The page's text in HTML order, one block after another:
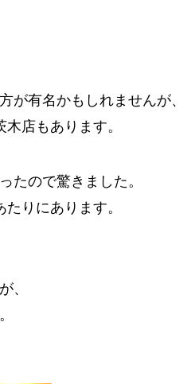
が有名かもしれませんが、
店もあります。
たので驚きました。
りにあります。
、